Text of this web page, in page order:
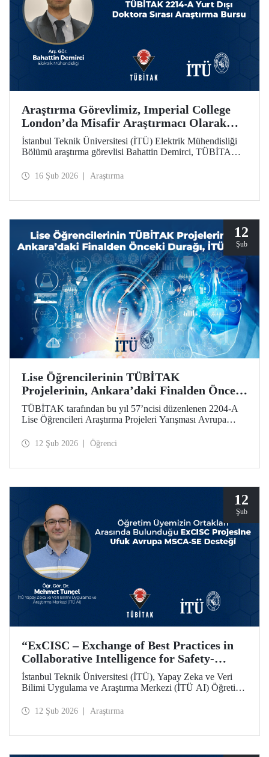
Araştırma Görevlimiz, Imperial College
London’da Misafir Araştırmacı Olarak
Çalışacak
İstanbul Teknik Üniversitesi (İTÜ) Elektrik Mühendisliği
Bölümü araştırma görevlisi Bahattin Demirci, TÜBİTAK
kapsamında Imperial College London’da 1 yıl süreyle
16 Şub 2026 Araştırma
12
Şub
Lise Öğrencilerinin TÜBİTAK
Projelerinin, Ankara’daki Finalden Önceki
Durağı, İTÜ Oldu
TÜBİTAK tarafından bu yıl 57’ncisi düzenlenen 2204-A
Lise Öğrencileri Araştırma Projeleri Yarışması Avrupa
gerçekleştirildi.
12 Şub 2026 Öğrenci
12
Şub
“ExCISC – Exchange of Best Practices in
Collaborative Intelligence for Safety-
Critical Applications” Projesine, Ufuk
Avrupa MSCA-SE Fon Desteği
İstanbul Teknik Üniversitesi (İTÜ), Yapay Zeka ve Veri
Bilimi Uygulama ve Araştırma Merkezi (İTÜ AI) Öğretim
aldığı “ExCISC – Exchange of Best Practices in
(MSCA-SE) programı kapsamında desteklenmeye hak
12 Şub 2026 Araştırma